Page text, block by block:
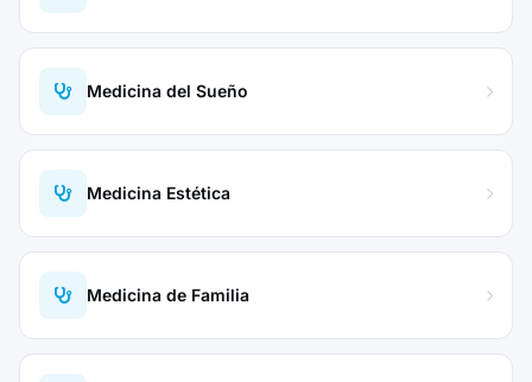
Medicina del Sueño
Medicina Estética
Medicina de Familia